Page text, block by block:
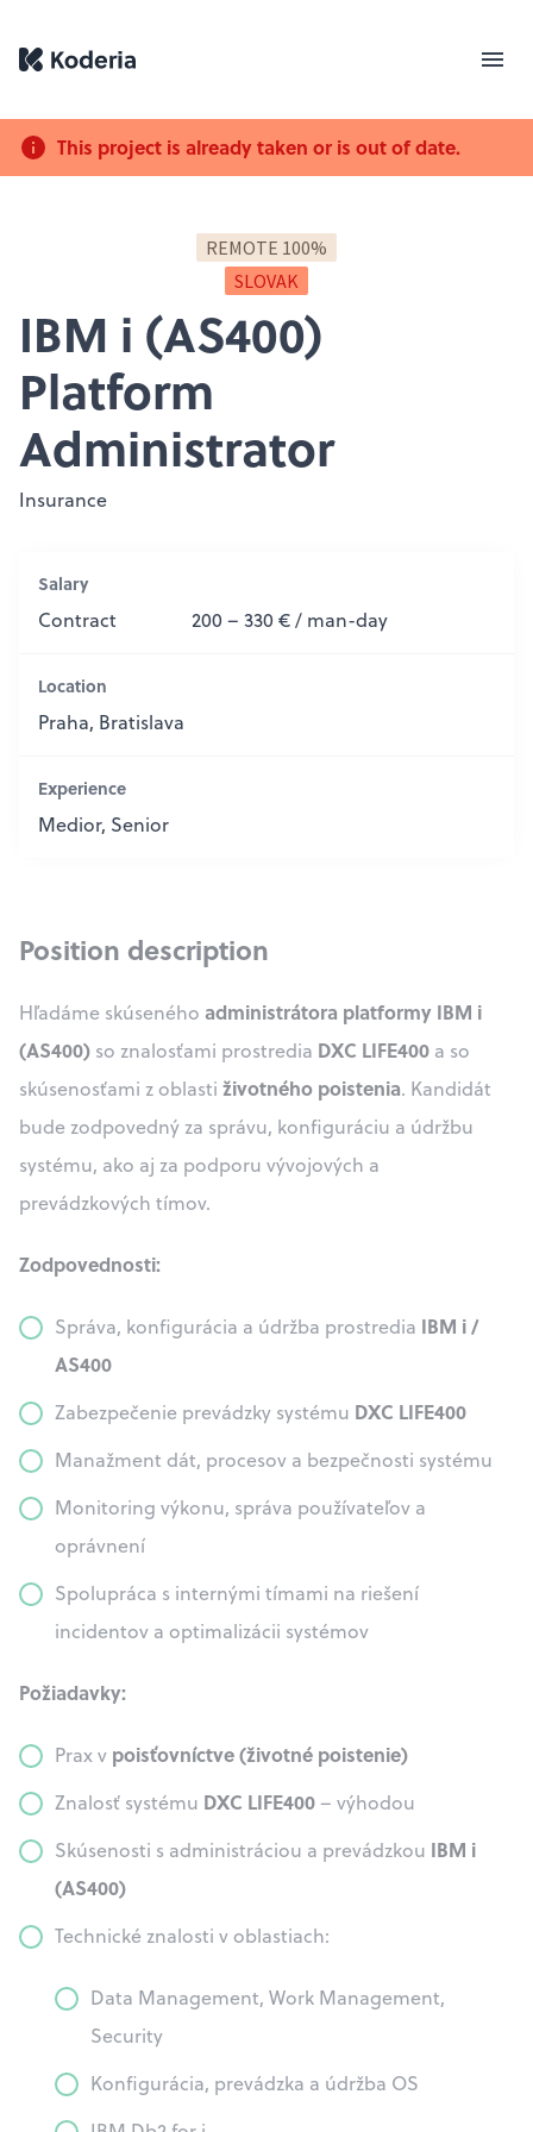
This project is already taken or is out of date.
REMOTE 100%
SLOVAK
IBM i (AS400)
Platform
Administrator
Insurance
Salary
Contract 200 – 330 € / man-day
Location
Praha, Bratislava
Experience
Medior, Senior
Position description
Hľadáme skúseného administrátora platformy IBM i
(AS400) so znalosťami prostredia DXC LIFE400 a so
skúsenosťami z oblasti životného poistenia. Kandidát
bude zodpovedný za správu, konfiguráciu a údržbu
systému, ako aj za podporu vývojových a
prevádzkových tímov.
Zodpovednosti:
Správa, konfigurácia a údržba prostredia IBM i /
AS400
Zabezpečenie prevádzky systému DXC LIFE400
Manažment dát, procesov a bezpečnosti systému
Monitoring výkonu, správa používateľov a
oprávnení
Spolupráca s internými tímami na riešení
incidentov a optimalizácii systémov
Požiadavky:
Prax v poisťovníctve (životné poistenie)
Znalosť systému DXC LIFE400 – výhodou
Skúsenosti s administráciou a prevádzkou IBM i
(AS400)
Technické znalosti v oblastiach:
Data Management, Work Management,
Security
Konfigurácia, prevádzka a údržba OS